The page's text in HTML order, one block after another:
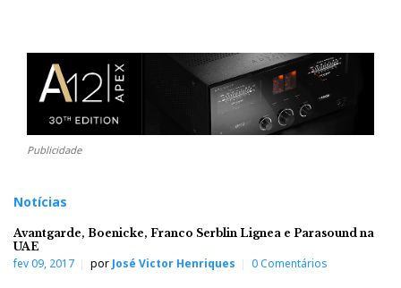
Publicidade
Notícias
Avantgarde, Boenicke, Franco Serblin Lignea e Parasound na
UAE
fev 09, 2017 por José Victor Henriques 0 Comentários